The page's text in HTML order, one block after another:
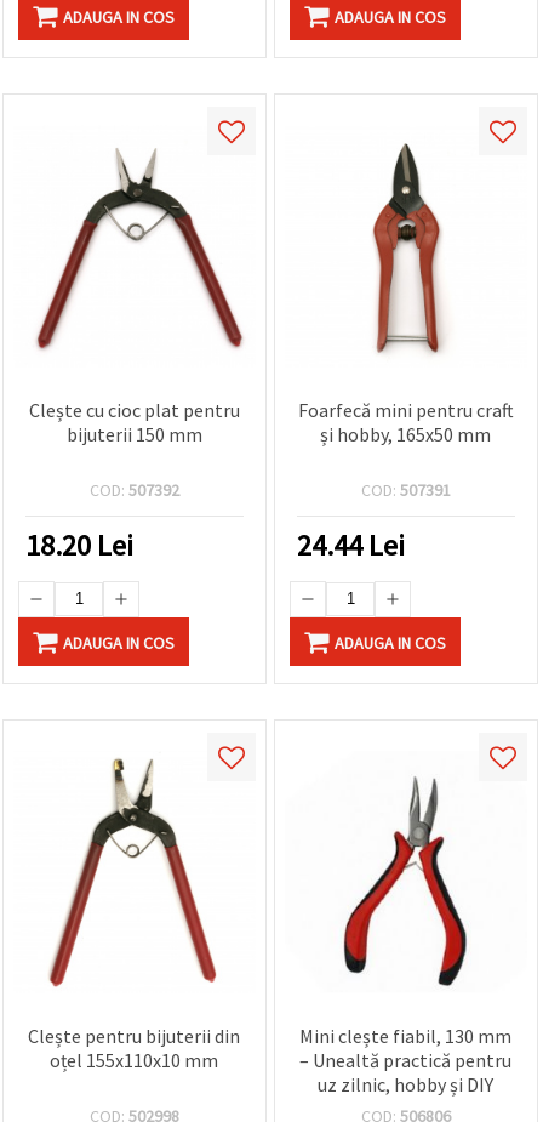
ADAUGA IN COS ADAUGA IN COS
Clește cu cioc plat pentru
bijuterii 150 mm
COD: 507392
18.20 Lei
ADAUGA IN COS
Foarfecă mini pentru craft
și hobby, 165x50 mm
COD: 507391
24.44Lei
ADAUGA IN COS
Clește pentru bijuterii din
oțel 155x110x10 mm
COD: 502998
Mini clește fiabil, 130 mm
– Unealtă practică pentru
uz zilnic, hobby și DIY
COD: 506806